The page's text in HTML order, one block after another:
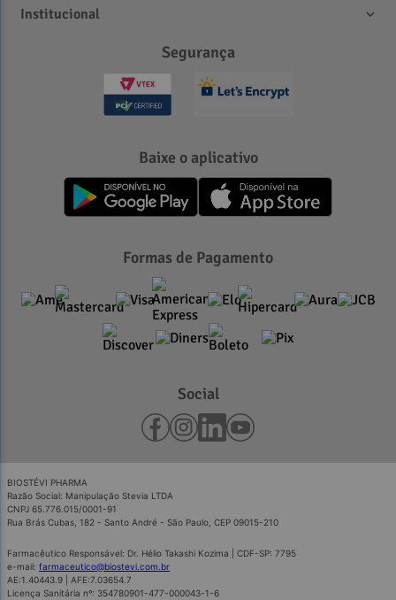
Institucional
Segurança
Baixe o aplicativo
Formas de Pagamento
Social
BIOSTÉVI PHARMA
Razão Social: Manipulação Stevia LTDA
CNPJ 65.776.015/0001-91
Rua Brás Cubas, 182 - Santo André - São Paulo, CEP 09015-210
Farmacêutico Responsável: Dr. Hélio Takashi Kozima | CDF-SP: 7795
e-mail: farmaceutico@biostevi.com.br
AE:1.40443.9 | AFE:7.03654.7
Licença Sanitária nº: 354780901-477-000043-1-6